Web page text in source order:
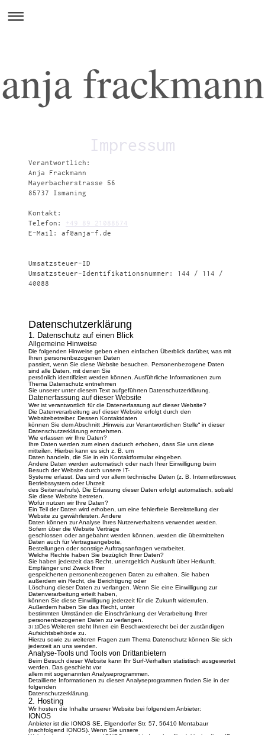
anja frackmann
Impressum
Verantwortlich:
Anja
Frackmann
Mayerbacherstrasse
56
85737
Ismaning
Kontakt:
Telefon: +49 89 21088574
E-Mail: af@anja-f.de
Umsatzsteuer-ID
Umsatzsteuer-Identifikationsnummer: 144 / 114 /
40088
Datenschutzerklärung
1. Datenschutz auf einen Blick
Allgemeine Hinweise
Die folgenden Hinweise geben einen einfachen Überblick darüber, was mit
Ihren personenbezogenen Daten
passiert, wenn Sie diese Website besuchen. Personenbezogene Daten
sind alle Daten, mit denen Sie
persönlich identifiziert werden können. Ausführliche Informationen zum
Thema Datenschutz entnehmen
Sie unserer unter diesem Text aufgeführten Datenschutzerklärung.
Datenerfassung auf dieser Website
Wer ist verantwortlich für die Datenerfassung auf dieser Website?
Die Datenverarbeitung auf dieser Website erfolgt durch den
Websitebetreiber. Dessen Kontaktdaten
können Sie dem Abschnitt „Hinweis zur Verantwortlichen Stelle“ in dieser
Datenschutzerklärung entnehmen.
Wie erfassen wir Ihre Daten?
Ihre Daten werden zum einen dadurch erhoben, dass Sie uns diese
mitteilen. Hierbei kann es sich z. B. um
Daten handeln, die Sie in ein Kontaktformular eingeben.
Andere Daten werden automatisch oder nach Ihrer Einwilligung beim
Besuch der Website durch unsere IT-
Systeme erfasst. Das sind vor allem technische Daten (z. B. Internetbrowser,
Betriebssystem oder Uhrzeit
des Seitenaufrufs). Die Erfassung dieser Daten erfolgt automatisch, sobald
Sie diese Website betreten.
Wofür nutzen wir Ihre Daten?
Ein Teil der Daten wird erhoben, um eine fehlerfreie Bereitstellung der
Website zu gewährleisten. Andere
Daten können zur Analyse Ihres Nutzerverhaltens verwendet werden.
Sofern über die Website Verträge
geschlossen oder angebahnt werden können, werden die übermittelten
Daten auch für Vertragsangebote,
Bestellungen oder sonstige Auftragsanfragen verarbeitet.
Welche Rechte haben Sie bezüglich Ihrer Daten?
Sie haben jederzeit das Recht, unentgeltlich Auskunft über Herkunft,
Empfänger und Zweck Ihrer
gespeicherten personenbezogenen Daten zu erhalten. Sie haben
außerdem ein Recht, die Berichtigung oder
Löschung dieser Daten zu verlangen. Wenn Sie eine Einwilligung zur
Datenverarbeitung erteilt haben,
können Sie diese Einwilligung jederzeit für die Zukunft widerrufen.
Außerdem haben Sie das Recht, unter
bestimmten Umständen die Einschränkung der Verarbeitung Ihrer
personenbezogenen Daten zu verlangen.
3 / 10Des Weiteren steht Ihnen ein Beschwerderecht bei der zuständigen
Aufsichtsbehörde zu.
Hierzu sowie zu weiteren Fragen zum Thema Datenschutz können Sie sich
jederzeit an uns wenden.
Analyse-Tools und Tools von Drittanbietern
Beim Besuch dieser Website kann Ihr Surf-Verhalten statistisch ausgewertet
werden. Das geschieht vor
allem mit sogenannten Analyseprogrammen.
Detaillierte Informationen zu diesen Analyseprogrammen finden Sie in der
folgenden
Datenschutzerklärung.
2. Hosting
Wir hosten die Inhalte unserer Website bei folgendem Anbieter:
IONOS
Anbieter ist die IONOS SE, Elgendorfer Str. 57, 56410 Montabaur
(nachfolgend IONOS). Wenn Sie unsere